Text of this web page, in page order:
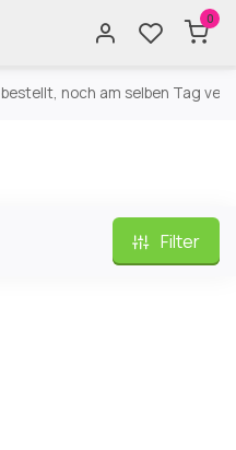
0
noch am selben Tag
Filter